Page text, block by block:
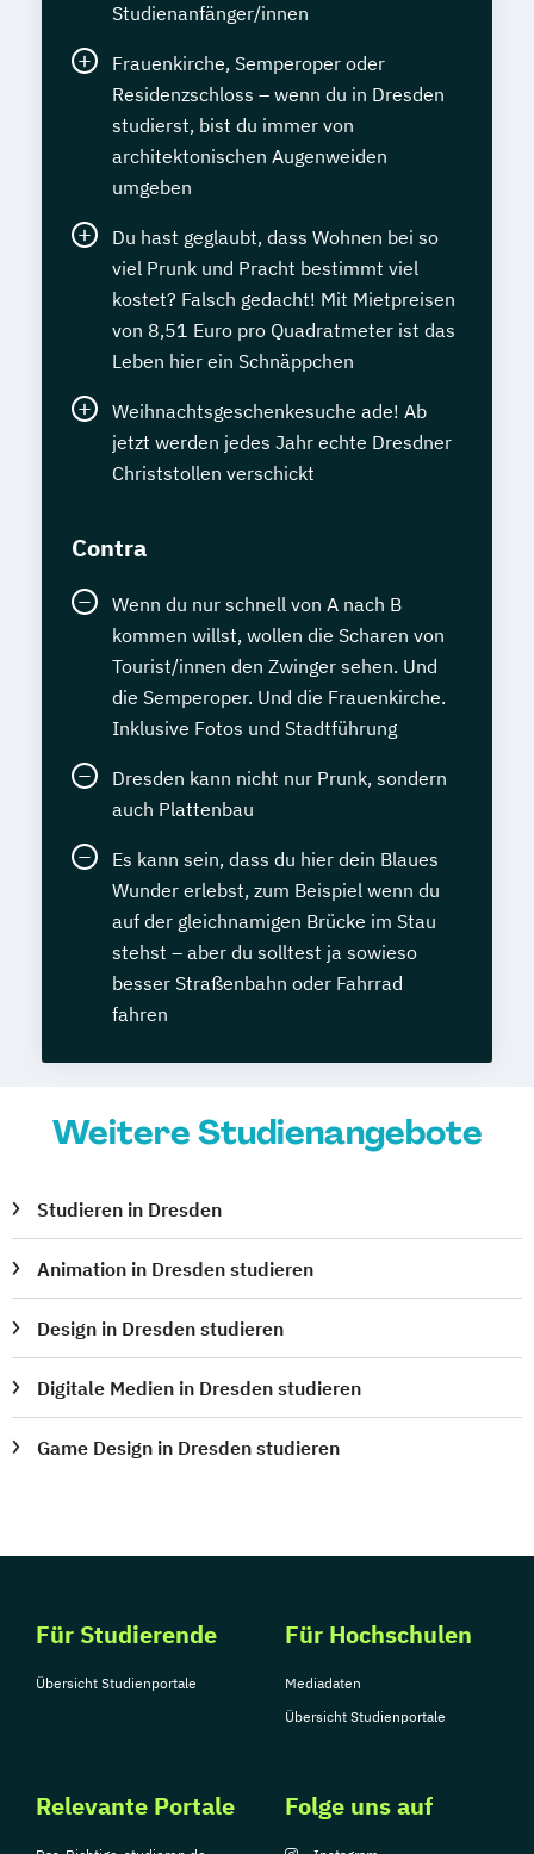
Studienanfänger/innen
Frauenkirche, Semperoper oder
Residenzschloss – wenn du in Dresden
studierst, bist du immer von
architektonischen Augenweiden
umgeben
Du hast geglaubt, dass Wohnen bei so
viel Prunk und Pracht bestimmt viel
kostet? Falsch gedacht! Mit Mietpreisen
von 8,51 Euro pro Quadratmeter ist das
Leben hier ein Schnäppchen
Weihnachtsgeschenkesuche ade! Ab
jetzt werden jedes Jahr echte Dresdner
Christstollen verschickt
Contra
Wenn du nur schnell von A nach B
kommen willst, wollen die Scharen von
Tourist/innen den Zwinger sehen. Und
die Semperoper. Und die Frauenkirche.
Inklusive Fotos und Stadtführung
Dresden kann nicht nur Prunk, sondern
auch Plattenbau
Es kann sein, dass du hier dein Blaues
Wunder erlebst, zum Beispiel wenn du
auf der gleichnamigen Brücke im Stau
stehst – aber du solltest ja sowieso
besser Straßenbahn oder Fahrrad
fahren
Weitere Studienangebote
Studieren in Dresden
Animation in Dresden studieren
Design in Dresden studieren
Digitale Medien in Dresden studieren
Game Design in Dresden studieren
Für Studierende
Übersicht Studienportale
Für Hochschulen
Mediadaten
Übersicht Studienportale
Relevante Portale Folge uns auf